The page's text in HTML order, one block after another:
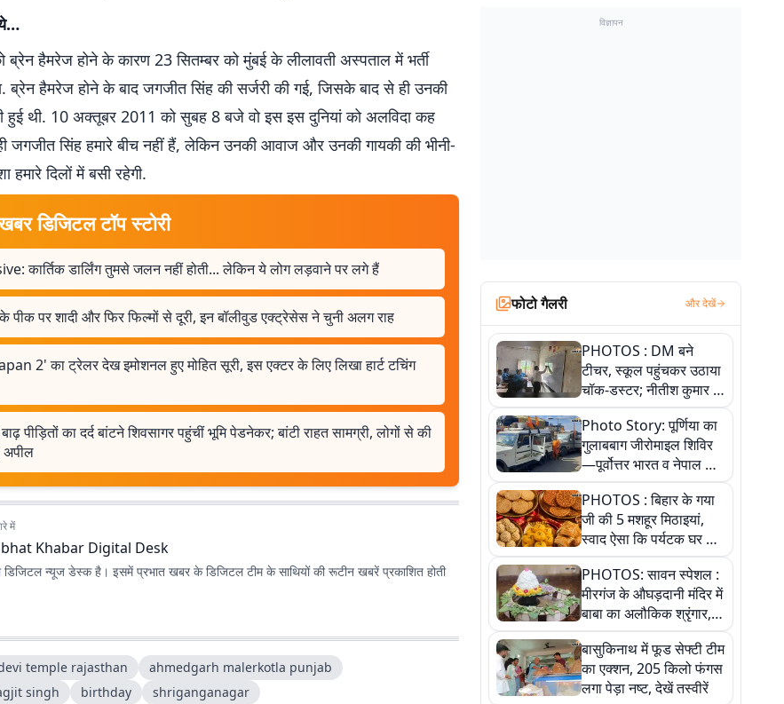
ब्रेन हैमरेज होने के कारण 23 सितम्बर को मुंबई के लीलावती अस्पताल में भर्ती
ब्रेन हैमरेज होने के बाद जगजीत सिंह की सर्जरी की गई, जिसके बाद से ही उनकी
हुई थी. 10 अक्तूबर 2011 को सुबह 8 बजे वो इस इस दुनियां को अलविदा कह
सिंह हमारे बीच नहीं हैं, लेकिन उनकी आवाज और उनकी गायकी की भीनी-
हमारे दिलों में बसी रहेगी.
डिजिटल टॉप स्टोरी
कार्तिक डार्लिंग तुमसे जलन नहीं होती... लेकिन ये लोग लड़वाने पर लगे हैं
पीक पर शादी और फिर फिल्मों से दूरी, इन बॉलीवुड एक्ट्रेसेस ने चुनी अलग राह
2' का ट्रेलर देख इमोशनल हुए मोहित सूरी, इस एक्टर के लिए लिखा हार्ट टचिंग
पीड़ितों का दर्द बांटने शिवसागर पहुंचीं भूमि पेडनेकर; बांटी राहत सामग्री, लोगों से की
अपील
में
Khabar Digital Desk
न्यूज डेस्क है। इसमें प्रभात खबर के डिजिटल टीम के साथियों की रूटीन खबरें प्रकाशित होती
temple rajasthan
ahmedgarh malerkotla punjab
singh
birthday shriganganagar
विज्ञापन
फोटो गैलरी और देखें
PHOTOS : DM बने
टीचर, स्कूल पहुंचकर उठाया
चॉक-डस्टर; नीतीश कुमार के
इस चहेते अधिकारी को
जानिए
Photo Story: पूर्णिया का
गुलाबबाग जीरोमाइल शिविर
—पूर्वोत्तर भारत व नेपाल के
कांवरियों का प्रमुख सेवा धाम
PHOTOS : बिहार के गया
जी की 5 मशहूर मिठाइयां,
स्वाद ऐसा कि पर्यटक घर ले
जाना नहीं भूलते, तस्वीरों में
देखें
PHOTOS: सावन स्पेशल :
मीरगंज के औघड़दानी मंदिर में
बाबा का अलौकिक श्रृंगार,
तस्वीरों में देखें महादेव के कई
मनमोहक स्वरूप
बासुकिनाथ में फूड सेफ्टी टीम
का एक्शन, 205 किलो फंगस
लगा पेड़ा नष्ट, देखें तस्वीरें